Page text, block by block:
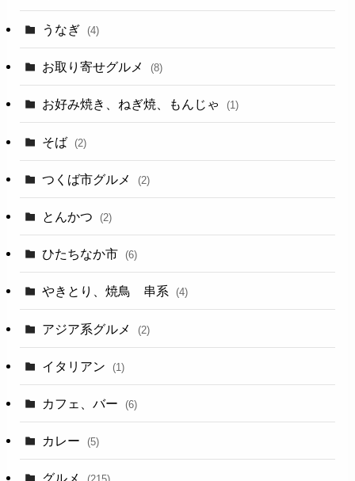
うなぎ (4)
お取り寄せグルメ (8)
お好み焼き、ねぎ焼、もんじゃ (1)
そば (2)
つくば市グルメ (2)
とんかつ (2)
ひたちなか市 (6)
やきとり、焼鳥 串系 (4)
アジア系グルメ (2)
イタリアン (1)
カフェ、バー (6)
カレー (5)
グルメ